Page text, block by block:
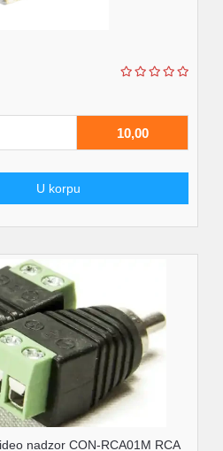
10,00
U korpu
nadzor CON-RCA01M RCA